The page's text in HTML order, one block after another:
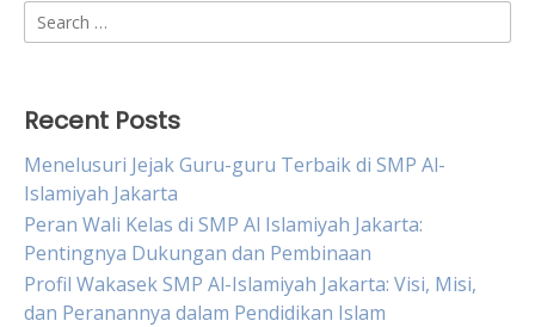
Search
for:
Recent Posts
Menelusuri Jejak Guru-guru Terbaik di SMP Al-
Islamiyah Jakarta
Peran Wali Kelas di SMP Al Islamiyah Jakarta:
Pentingnya Dukungan dan Pembinaan
Profil Wakasek SMP Al-Islamiyah Jakarta: Visi, Misi,
dan Peranannya dalam Pendidikan Islam